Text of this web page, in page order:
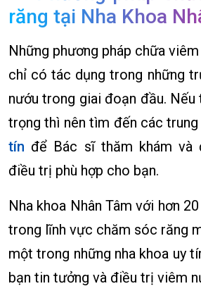
răng tại Nha Khoa
Những phương pháp chữa
chỉ có tác dụng trong những
nướu trong giai đoạn đầu. Nếu
trọng thì nên tìm đến các
tín để Bác sĩ thăm khám và
điều trị phù hợp cho bạn.
Nha khoa Nhân Tâm với hơn
trong lĩnh vực chăm sóc răng
một trong những nha khoa uy
bạn tin tưởng và điều trị viêm